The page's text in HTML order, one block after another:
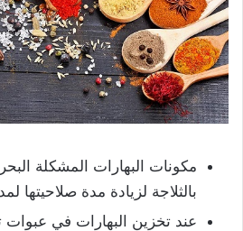
مكونات البهارات المشكلة
بالثلاجة لزيادة مدة صلاحيتها
عند تخزين البهارات في